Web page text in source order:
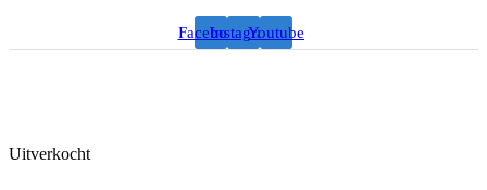
FacebookInstagramYoutube
Uitverkocht